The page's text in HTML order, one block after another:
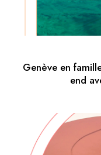
Genève en
end